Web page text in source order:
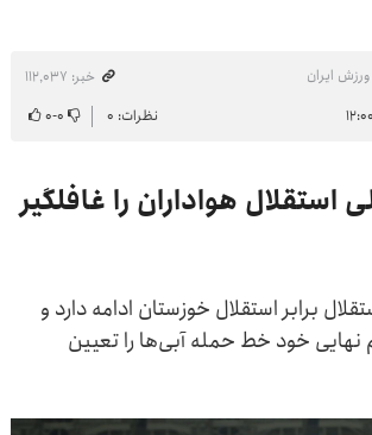
ورزش ایران
خبر: ۱۱۲٬۰۳۷
نظرات: ۰ ۰-۰
استقلال هواداران را غافلگیر
برابر استقلال خوزستان ادامه دارد و
نهایی خود خط حمله آبی‌ها را تعیین